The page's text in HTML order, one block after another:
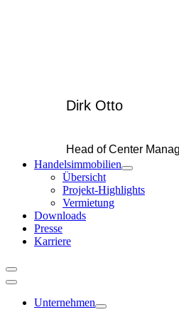
Dirk Otto
Head of Center
Handelsimmobilien
Übersicht
Projekt-Highlights
Vermietung
Downloads
Presse
Karriere
Unternehmen